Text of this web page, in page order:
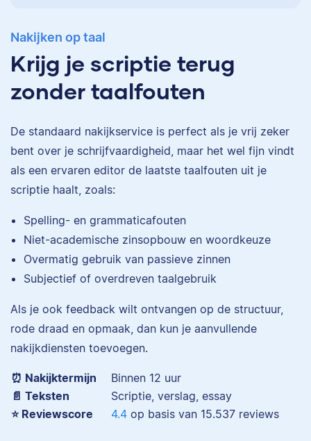
Nakijken op taal
Krijg je scriptie terug
zonder taalfouten
De standaard nakijkservice is perfect als je vrij zeker
bent over je schrijfvaardigheid, maar het wel fijn vindt
als een ervaren editor de laatste taalfouten uit je
scriptie haalt, zoals:
Spelling- en grammaticafouten
Niet-academische zinsopbouw en woordkeuze
Overmatig gebruik van passieve zinnen
Subjectief of overdreven taalgebruik
Als je ook feedback wilt ontvangen op de structuur,
rode draad en opmaak, dan kun je aanvullende
nakijkdiensten toevoegen.
⏰ Nakijktermijn
Binnen 12 uur
📄 Teksten
Scriptie, verslag, essay
⭐️ Reviewscore
4.4 op basis van 15.537 reviews
Eva is journalist en
bij Scribbr waar ze al
meer dan 2,5 miljoen
geredigeerd.